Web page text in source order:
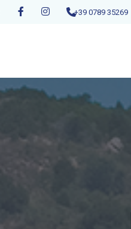
+39 0789 35269